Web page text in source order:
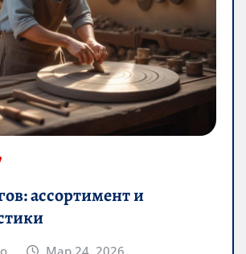
ассортимент и
Мар 24, 2026